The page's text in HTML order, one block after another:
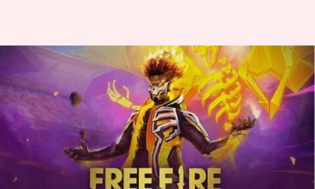
నవంబర్ 5న Garena Free Fire
Max కోడ్‌లు రీడీమ్ చేసుకునే
విధానం
వ్రాసిన వారు Nov 05, 2023 12:38 pm
ఈ వార్తాకథనం ఏంటి